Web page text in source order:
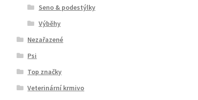
Seno & podestýlky
Výběhy
Nezařazené
Psi
Top značky
Veterinární krmivo